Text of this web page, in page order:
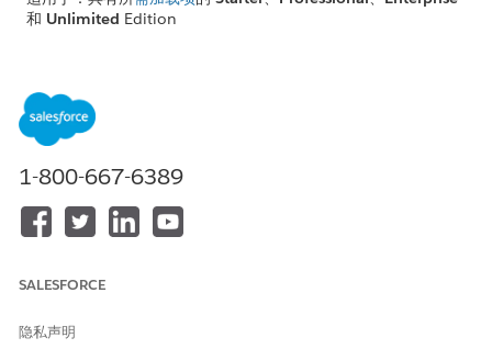
和 Unlimited Edition
要使用标准操作启动程序部
署：
从“设置”中，在快速查找框中输入
“标准部署”部分显示了可以使用的标准部署。
括部署中操作的 API 名称、类型、上下文和频繁使用的操作指
单击
1-800-667-6389
SALESFORCE
隐私声明